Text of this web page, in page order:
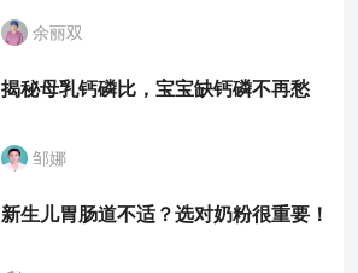
余丽双
揭秘母乳钙磷比，宝宝缺钙磷不再愁
邹娜
新生儿胃肠道不适？选对奶粉很重要！